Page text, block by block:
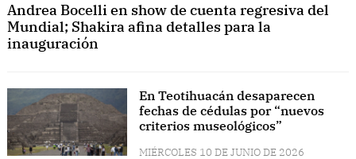
Andrea Bocelli en show de cuenta regresiva del
Mundial; Shakira afina detalles para la
inauguración
En Teotihuacán desaparecen
fechas de cédulas por “nuevos
criterios museológicos”
MIÉRCOLES 10 DE JUNIO DE 2026